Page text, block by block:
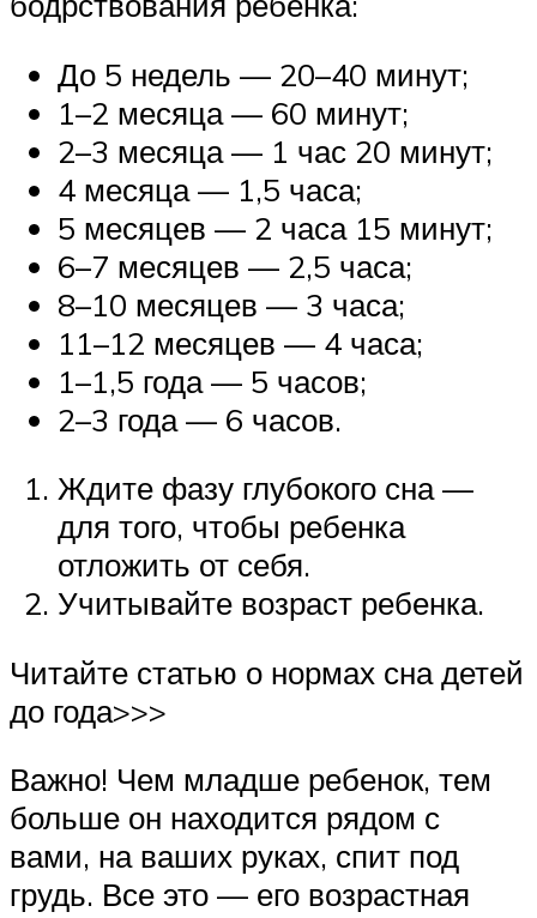
До 5 недель — 20–40 минут;
1–2 месяца — 60 минут;
2–3 месяца — 1 час 20 минут;
4 месяца — 1,5 часа;
5 месяцев — 2 часа 15 минут;
6–7 месяцев — 2,5 часа;
8–10 месяцев — 3 часа;
11–12 месяцев — 4 часа;
1–1,5 года — 5 часов;
2–3 года — 6 часов.
Ждите фазу глубокого сна —
для того, чтобы ребенка
отложить от себя.
Учитывайте возраст ребенка.
Читайте статью о нормах сна детей
до года>>>
Важно! Чем младше ребенок, тем
больше он находится рядом с
вами, на ваших руках, спит под
грудь. Все это — его возрастная